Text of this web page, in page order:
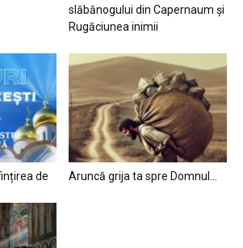
slăbănogului din Capernaum și
Rugăciunea inimii
de
Aruncă grija ta spre Domnul…